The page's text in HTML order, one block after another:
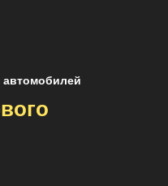
автомобилей